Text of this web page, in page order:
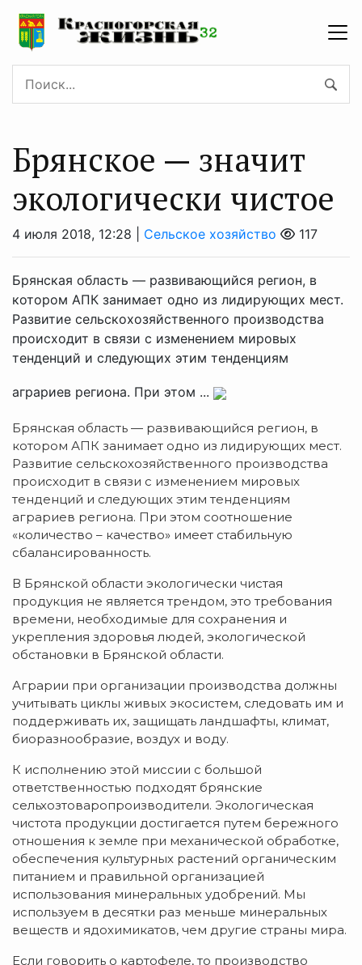
Брянское — значит
экологически чистое
4 июля 2018, 12:28 | Сельское хозяйство 117
Брянская область — развивающийся регион, в
котором АПК занимает одно из лидирующих мест.
Развитие сельскохозяйственного производства
происходит в связи с изменением мировых
тенденций и следующих этим тенденциям
аграриев региона. При этом ...
Брянская область — развивающийся регион, в
котором АПК занимает одно из лидирующих мест.
Развитие сельскохозяйственного производства
происходит в связи с изменением мировых
тенденций и следующих этим тенденциям
аграриев региона. При этом соотношение
«количество – качество» имеет стабильную
сбалансированность.
В Брянской области экологически чистая
продукция не является трендом, это требования
времени, необходимые для сохранения и
укрепления здоровья людей, экологической
обстановки в Брянской области.
Аграрии при организации производства должны
учитывать циклы живых экосистем, следовать им и
поддерживать их, защищать ландшафты, климат,
биоразнообразие, воздух и воду.
К исполнению этой миссии с большой
ответственностью подходят брянские
сельхозтоваропроизводители. Экологическая
чистота продукции достигается путем бережного
отношения к земле при механической обработке,
обеспечения культурных растений органическим
питанием и правильной организацией
использования минеральных удобрений. Мы
используем в десятки раз меньше минеральных
веществ и ядохимикатов, чем другие страны мира.
Если говорить о картофеле, то производство